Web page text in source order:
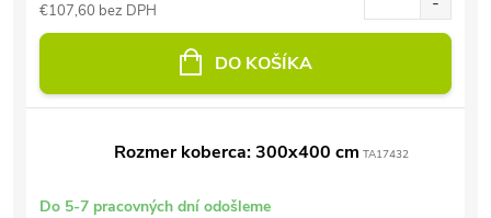
€107,60 bez DPH
DO KOŠÍKA
Rozmer koberca: 300x400 cm TA17432
Do 5-7 pracovných dní odošleme